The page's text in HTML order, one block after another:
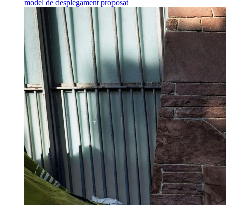
model de desplegament proposat